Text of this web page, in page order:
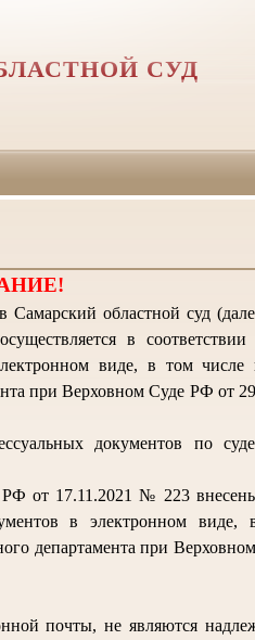
СУД
областной суд
в
виде, в том числе
при Верховном Суде РФ от
документов по
от 17.11.2021 № 223
в электронном
департамента при
почты, не являются